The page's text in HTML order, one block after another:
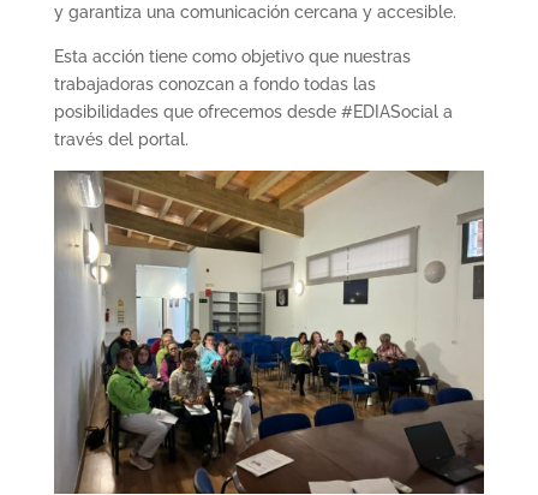
y garantiza una comunicación cercana y accesible.
Esta acción tiene como objetivo que nuestras
trabajadoras conozcan a fondo todas las
posibilidades que ofrecemos desde #EDIASocial a
través del portal.